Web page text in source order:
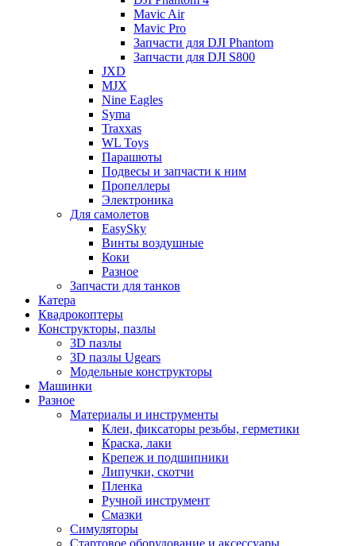
Mavic Air
Mavic Pro
Запчасти для DJI Phantom
Запчасти для DJI S800
JXD
MJX
Nine Eagles
Syma
Traxxas
WL Toys
Парашюты
Подвесы и запчасти к ним
Пропеллеры
Электроника
Для самолетов
EasySky
Винты воздушные
Коки
Разное
Запчасти для танков
Катера
Квадрокоптеры
Конструкторы, пазлы
3D пазлы
3D пазлы Ugears
Модельные конструкторы
Машинки
Разное
Материалы и инструменты
Клеи, фиксаторы резьбы, герметики
Краска, лаки
Крепеж и подшипники
Липучки, скотчи
Пленка
Ручной инструмент
Смазки
Симуляторы
Стартовое оборудование и аксессуары